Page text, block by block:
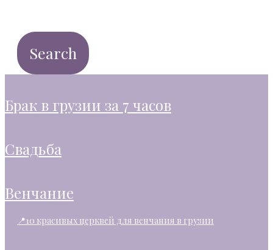
брак в грузии за 7 часов
свадьба
венчание
📍10 красивых церквей для венчания в грузии